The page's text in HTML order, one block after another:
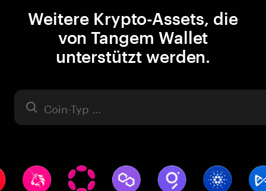
Weitere Krypto-Assets, die
von Tangem Wallet
unterstützt werden.
Asset